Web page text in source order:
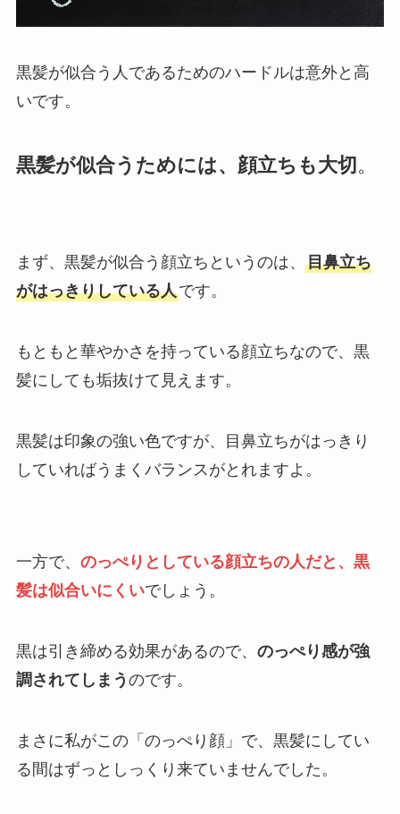
黒髪が似合う人であるためのハードルは意外と高
いです。
黒髪が似合うためには、顔立ちも大切 。
まず、黒髪が似合う顔立ちというのは、 目鼻立ち
がはっきりしている人です。
もともと華やかさを持っている顔立ちなので、黒
髪にしても垢抜けて見えます。
黒髪は印象の強い色ですが、目鼻立ちがはっきり
していればうまくバランスがとれますよ。
一方で、 のっぺりとしている顔立ちの人だと、黒
髪は似合いにくいでしょう。
黒は引き締める効果があるので、 のっぺり感が強
調されてしまう のです。
まさに私がこの「のっぺり顔」で、黒髪にしてい
る間はずっとしっくり来ていませんでした。